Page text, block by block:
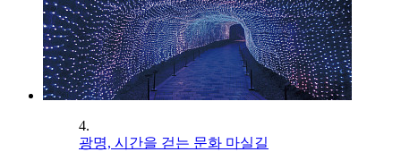
4.
광명, 시간을 걷는 문화 마실길